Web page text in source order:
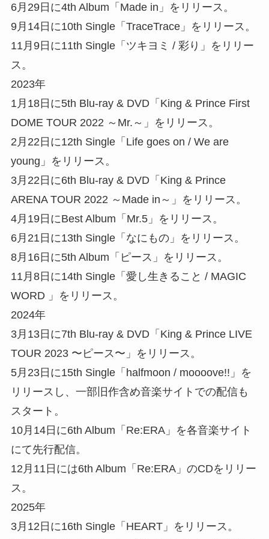
6月29日に4th Album「Made in」をリリース。
9月14日に10th Single「TraceTrace」をリリース。
11月9日に11th Single「ツキヨミ / 彩り」をリリー
ス。
2023年
1月18日に5th Blu-ray & DVD「King & Prince First
DOME TOUR 2022 ～Mr.～」をリリース。
2月22日に12th Single「Life goes on / We are
young」をリリース。
3月22日に6th Blu-ray & DVD「King & Prince
ARENA TOUR 2022 ～Made in～」をリリース。
4月19日にBest Album「Mr.5」をリリース。
6月21日に13th Single「なにもの」をリリース。
8月16日に5th Album「ピース」をリリース。
11月8日に14th Single「愛し生きること / MAGIC
WORD 」をリリース。
2024年
3月13日に7th Blu-ray & DVD「King & Prince LIVE
TOUR 2023 〜ピース〜」をリリース。
5月23日に15th Single「halfmoon / moooove!!」を
リリースし、一部旧作含め音楽サイトでの配信も
スタート。
10月14日に6th Album「Re:ERA」を各音楽サイト
にて先行配信。
12月11日には6th Album「Re:ERA」のCDをリリー
ス。
2025年
3月12日に16th Single「HEART」をリリース。